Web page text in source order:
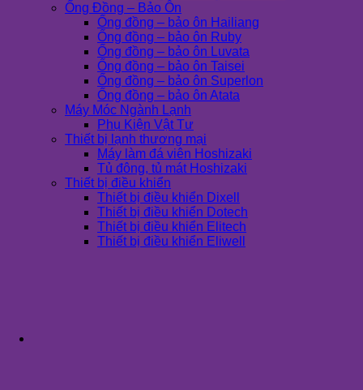
Ống Đồng – Bảo Ôn
Ống đồng – bảo ôn Hailiang
Ống đồng – bảo ôn Ruby
Ống đồng – bảo ôn Luvata
Ống đồng – bảo ôn Taisei
Ống đồng – bảo ôn Superlon
Ống đồng – bảo ôn Atata
Máy Móc Ngành Lạnh
Phụ Kiện Vật Tư
Thiết bị lạnh thương mại
Máy làm đá viên Hoshizaki
Tủ đông, tủ mát Hoshizaki
Thiết bị điều khiển
Thiết bị điều khiển Dixell
Thiết bị điều khiển Dotech
Thiết bị điều khiển Elitech
Thiết bị điều khiển Eliwell